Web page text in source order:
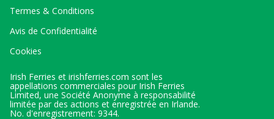
Termes & Conditions
Avis de Confidentialité
Cookies
Irish Ferries et irishferries.com sont les
appellations commerciales pour Irish Ferries
Limited, une Société Anonyme à responsabilité
limitée par des actions et enregistrée en Irlande.
No. d'enregistrement: 9344.